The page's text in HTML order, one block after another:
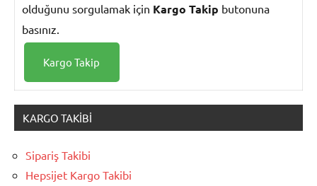
olduğunu sorgulamak için Kargo Takip butonuna
basınız.
KARGO TAKIBI
Sipariş Takibi
Hepsijet Kargo Takibi